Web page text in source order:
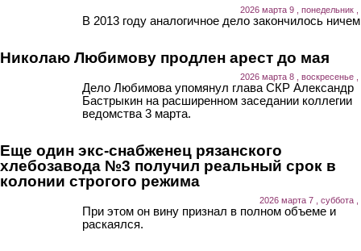
2026 марта 9 , понедельник ,
В 2013 году аналогичное дело закончилось
Николаю Любимову продлен арест до мая
2026 марта 8 , воскресенье ,
Дело Любимова упомянул глава СКР Александр
Бастрыкин на расширенном заседании коллегии
ведомства 3 марта.
Еще один экс-снабженец рязанского
хлебозавода №3 получил реальный срок в
колонии строгого режима
2026 марта 7 , суббота ,
При этом он вину признал в полном объеме и
раскаялся.